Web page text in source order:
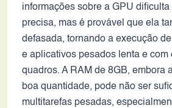
informações sobre a GPU
precisa, mas é provável que ela
defasada, tornando a execução
e aplicativos pesados lenta e com
quadros. A RAM de 8GB, embora
boa quantidade, pode não ser
multitarefas pesadas,